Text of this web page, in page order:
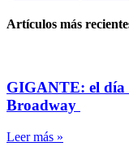
Artículos más
GIGANTE: el día
Broadway
Leer más »